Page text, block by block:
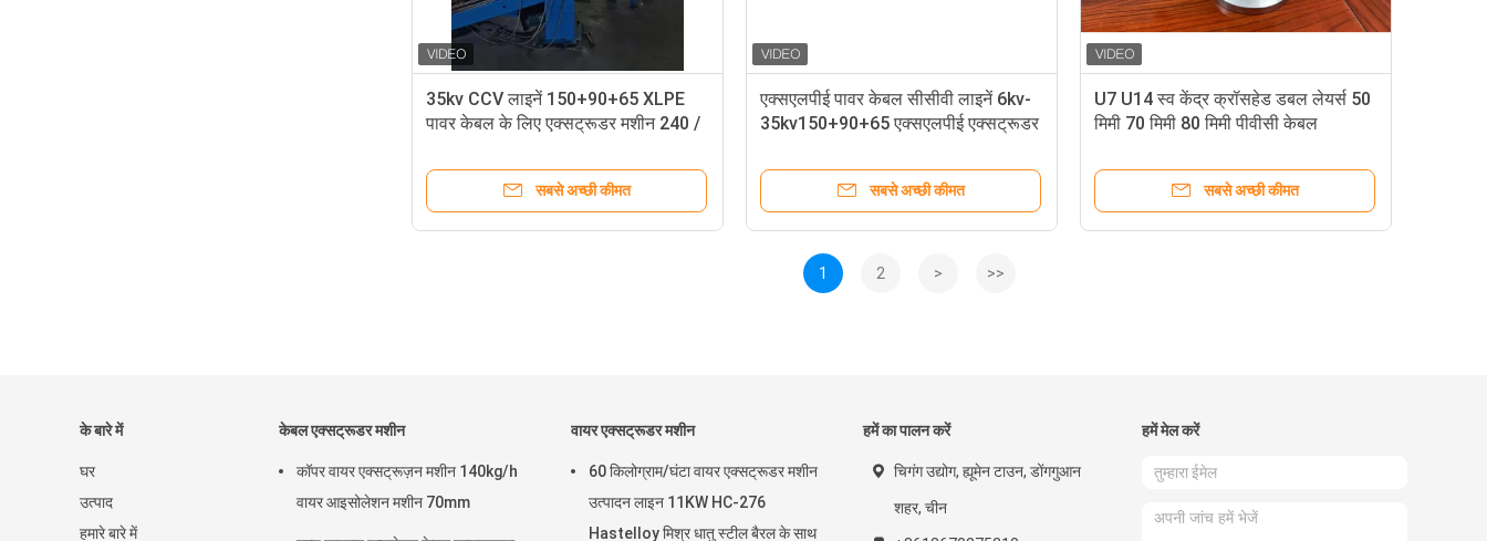
35kv CCV लाइनें 150+90+65 XLPE
पावर केबल के लिए एक्सट्रूडर मशीन 240 /
सबसे अच्छी कीमत
एक्सएलपीई पावर केबल सीसीवी लाइनें 6kv-
35kv150+90+65 एक्सएलपीई एक्सट्रूडर
सबसे अच्छी कीमत
U7 U14 स्व केंद्र क्रॉसहेड डबल लेयर्स 50
मिमी 70 मिमी 80 मिमी पीवीसी केबल
सबसे अच्छी कीमत
1 2 > >>
के बारे में
घर
उत्पाद
हमारे बारे में
केबल एक्सट्रूडर मशीन
कॉपर वायर एक्सट्रूज़न मशीन 140kg/h
वायर आइसोलेशन मशीन 70mm
वायर एक्सट्रूडर मशीन
60 किलोग्राम/घंटा वायर एक्सट्रूडर मशीन
उत्पादन लाइन 11KW HC-276
Hastelloy मिश्र धातु स्टील बैरल के साथ
हमें का पालन करें
चिगंग उद्योग, ह्यूमेन टाउन, डोंगगुआन
शहर, चीन
हमें मेल करें